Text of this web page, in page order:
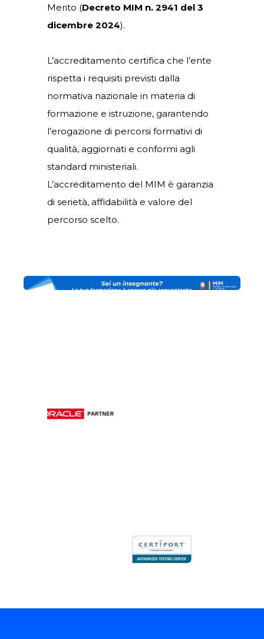
Merito (Decreto MIM n. 2941 del 3
dicembre 2024).
L’accreditamento certifica che l’ente
rispetta i requisiti previsti dalla
normativa nazionale in materia di
formazione e istruzione, garantendo
l’erogazione di percorsi formativi di
qualità, aggiornati e conformi agli
standard ministeriali.
L’accreditamento del MIM è garanzia
di serietà, affidabilità e valore del
percorso scelto.